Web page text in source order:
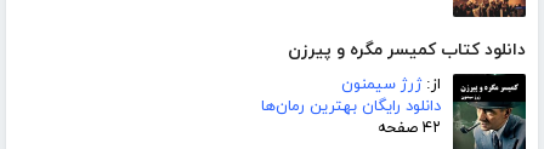
دانلود کتاب کمیسر مگره و پیرزن
از:ژرژ سیمنون
دانلود رایگان بهترین رمان‌ها
۴۲ صفحه